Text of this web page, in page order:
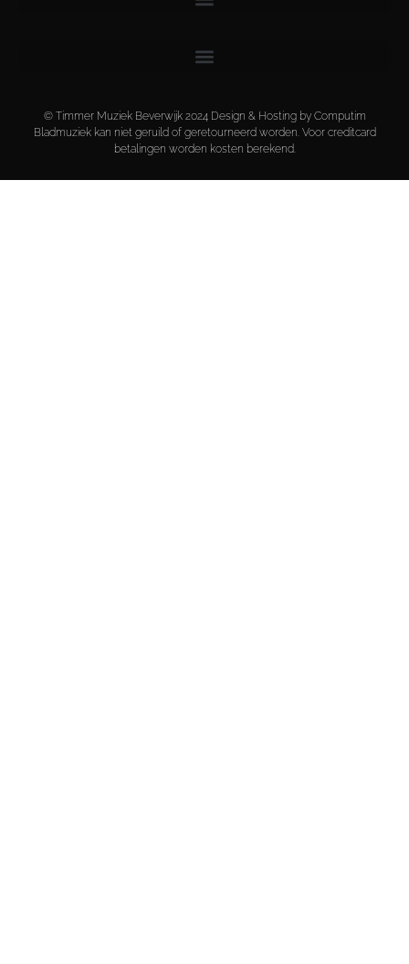
© Timmer Muziek Beverwijk 2024 Design & Hosting by Computim
Bladmuziek kan niet geruild of geretourneerd worden. Voor creditcard
betalingen worden kosten berekend.